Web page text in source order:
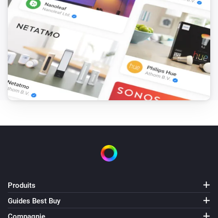
Appear Outdoor Wall - Lower Light
Intensité lumineuse modifiée
Appear Outdoor Wall - Upper Light
Activé
Appear Outdoor Wall - Upper Light
Intensité lumineuse modifiée
Produits
Guides Best Buy